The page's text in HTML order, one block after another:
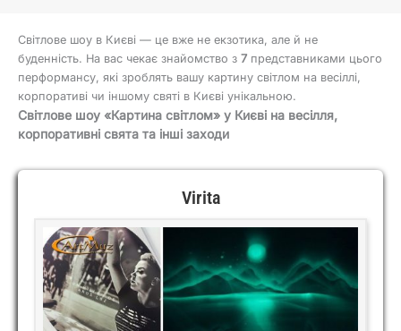
Світлове шоу в Києві — це вже не екзотика, але й не
буденність. На вас чекає знайомство з 7 представниками цього
перформансу, які зроблять вашу картину світлом на весіллі,
корпоративі чи іншому святі в Києві унікальною.
Світлове шоу «Картина світлом» у Києві на весілля,
корпоративні свята та інші заходи
Virita